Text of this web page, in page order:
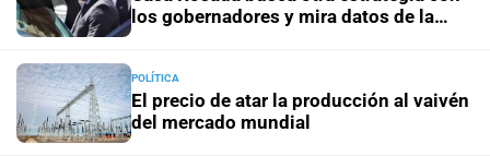
de agosto de 2026
Horóscopo del díaHoróscopo de hoy para Capricornio:
09 de agosto de 2026
los gobernadores y mira datos de la
POLÍTICA
El precio de atar la producción al vaivén
del mercado mundial